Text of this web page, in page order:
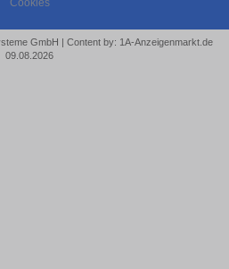
Cookies
GmbH | Content by: 1A-Anzeigenmarkt.de
09.08.2026